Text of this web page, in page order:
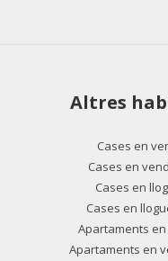
Altres
Cases en
Cases en
Cases en
Cases en
Apartaments
Apartaments en